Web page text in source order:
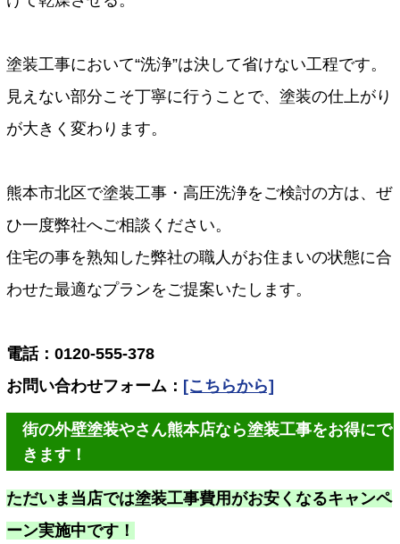
塗装工事において“洗浄”は決して省けない工程です。
見えない部分こそ丁寧に行うことで、塗装の仕上がり
が大きく変わります。
熊本市北区で塗装工事・高圧洗浄をご検討の方は、ぜ
ひ一度弊社へご相談ください。
住宅の事を熟知した弊社の職人がお住まいの状態に合
わせた最適なプランをご提案いたします。
電話：0120-555-378
お問い合わせフォーム： [こちらから]
街の外壁塗装やさん熊本店なら塗装工事をお得にで
きます！
ただいま当店では塗装工事費用がお安くなるキャンペ
ーン実施中です！